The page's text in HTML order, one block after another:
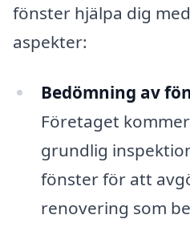
fönster hjälpa dig
aspekter:
Bedömning av
Företaget
grundlig
fönster för att
renovering som